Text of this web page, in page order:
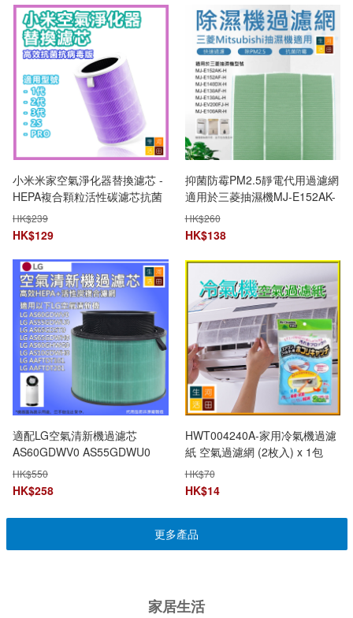
小米米家空氣淨化器替換濾芯 -
HEPA複合顆粒活性碳濾芯抗菌
高效抗菌抗病毒版 (適用於1代/2
代/3代/2S/PRO)
HK$239
HK$129
抑菌防霉PM2.5靜電代用過濾網
適用於三菱抽濕機MJ-E152AK-
H MJ-E152AF-H MJ-E140DX-H
MJ-E130AF-H MJ-E130AL-H
MJ-EV200FJ-H MJ-E100AR-H
HK$260
HK$138
適配LG空氣清新機過濾芯
AS60GDWV0 AS55GDWU0
AS65GDST0 AS60GHWG0
AS10GDWH0 AAFTDT201
101|微粒HEPA抗菌活性炭過濾
網(非原廠代用品)
HK$550
HK$258
HWT004240A-家用冷氣機過濾
紙 空氣過濾網 (2枚入) x 1包
HK$70
HK$14
更多產品
家居生活